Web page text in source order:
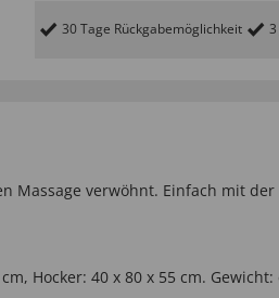
30 Tage Rückgabemöglichkeit
Massage verwöhnt. Einfach mit
Hocker: 40 x 80 x 55 cm. Gewicht: